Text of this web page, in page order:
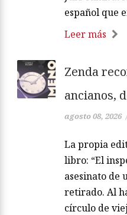
español que
Leer más
Zenda
ancianos,
agosto 08, 2026
La propia
libro: “El
asesinato de
retirado. Al
círculo de